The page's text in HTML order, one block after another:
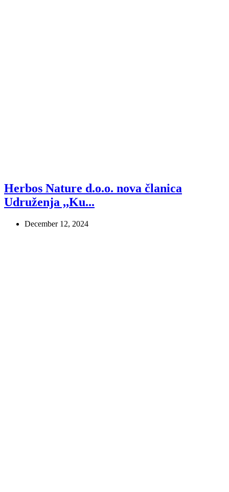
Herbos Nature d.o.o. nova članica
Udruženja ,,Ku...
December 12, 2024